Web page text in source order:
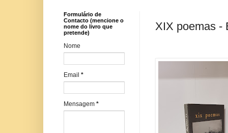
XIX poemas -
Formulário de
Contacto (mencione o
nome do livro que
pretende)
Nome
Email *
Mensagem *